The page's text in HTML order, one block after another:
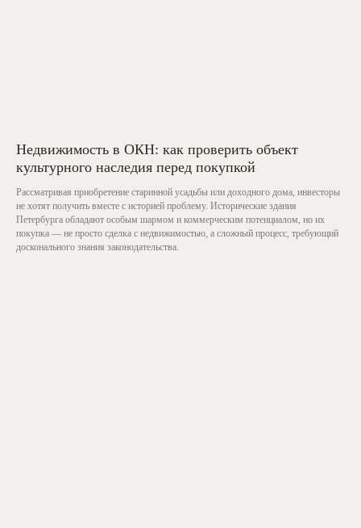
Недвижимость в ОКН: как проверить объект
культурного наследия перед покупкой
Рассматривая приобретение старинной усадьбы или доходного дома, инвесторы
не хотят получить вместе с историей проблему. Исторические здания
Петербурга обладают особым шармом и коммерческим потенциалом, но их
покупка — не просто сделка с недвижимостью, а сложный процесс, требующий
досконального знания законодательства.